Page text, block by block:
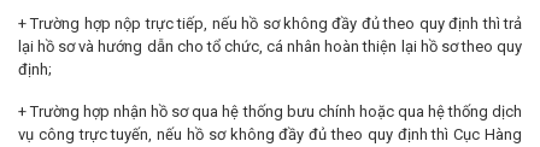
+ Trường hợp nộp trực tiếp, nếu hồ sơ không đầy đủ theo quy định thì trả
lại hồ sơ và hướng dẫn cho tổ chức, cá nhân hoàn thiện lại hồ sơ theo quy
định;
+ Trường hợp nhận hồ sơ qua hệ thống bưu chính hoặc qua hệ thống dịch
vụ công trực tuyến, nếu hồ sơ không đầy đủ theo quy định thì Cục Hàng